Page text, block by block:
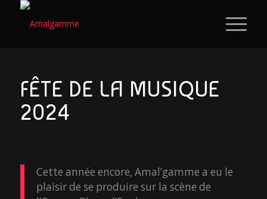
FÊTE DE LA MUSIQUE
2024
Cette année encore, Amal’gamme a eu le
plaisir de se produire sur la scène de